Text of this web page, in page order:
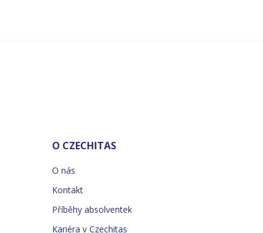
O CZECHITAS
O nás
Kontakt
Příběhy absolventek
Kariéra v Czechitas